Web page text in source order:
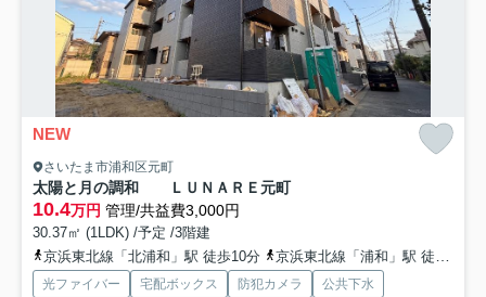
NEW
さいたま市浦和区元町
太陽と月の調和 ＬＵＮＡＲＥ元町
10.4万円 管理/共益費3,000円
30.37㎡ (1LDK) /予定 /3階建
京浜東北線「北浦和」駅 徒歩10分
京浜東北線「浦和」駅 徒歩24分
光ファイバー 宅配ボックス 防犯カメラ
公共下水